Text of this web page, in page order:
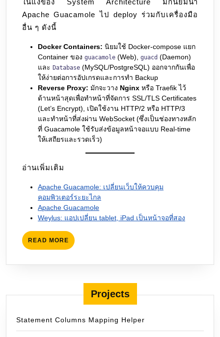
ในแง่ของ System Architecture มักนิยมนำ
Apache Guacamole ไป deploy ร่วมกับเครื่องมือ
อื่น ๆ ดังนี้
Docker Containers: นิยมใช้ Docker-compose แยก
Container ของ guacamole (Web), guacd (Daemon)
และ Database (MySQL/PostgreSQL) ออกจากกันเพื่อ
ให้ง่ายต่อการอัปเกรดและการทำ Backup
Reverse Proxy: มักจะวาง Nginx หรือ Traefik ไว้
ด้านหน้าสุดเพื่อทำหน้าที่จัดการ SSL/TLS Certificates
(Let’s Encrypt), เปิดใช้งาน HTTP/2 หรือ HTTP/3
และทำหน้าที่ส่งผ่าน WebSocket (ซึ่งเป็นช่องทางหลัก
ที่ Guacamole ใช้รับส่งข้อมูลหน้าจอแบบ Real-time
ให้เสถียรและรวดเร็ว)
อ่านเพิ่มเติม
Apache Guacamole: เปลี่ยนเว็บให้ควบคุม
คอมพิวเตอร์ระยะไกล
Apache Guacamole
Weylus: แอปเปลี่ยน tablet, iPad เป็นหน้าจอที่สอง
READ MORE READ
MORE
Projects
Statement Columns Mapping Helper